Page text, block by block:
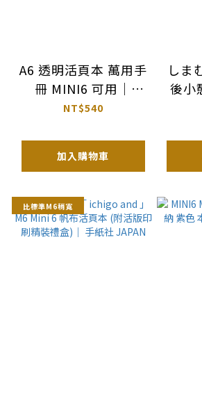
A6 透明活頁本 萬用手
冊 MINI6 可用｜
KOKUYO 日本
NT$540
加入購物車
しま
後小
帆布
比標準M6稍寬